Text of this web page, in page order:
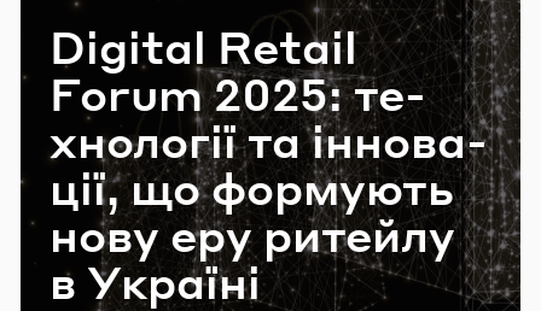
Digital Retail
Forum 2025: те­
хно­ло­гії та ін­но­ва­
ції, що фор­му­ють
нову еру ри­тей­лу
в Укра­ї­ні
Email
Пароль
Забули пароль?
УВІЙТИ